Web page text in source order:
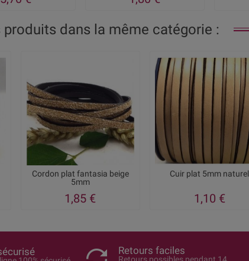
produits dans la même catégorie :
Cordon plat fantasia beige
5mm
1,85 €
Cuir plat 5mm naturel
1,10 €
Retours faciles